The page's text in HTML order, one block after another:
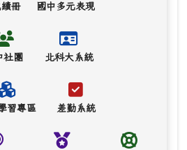
冊 國中多元表現
社團 北科大系統
習專區 差勤系統